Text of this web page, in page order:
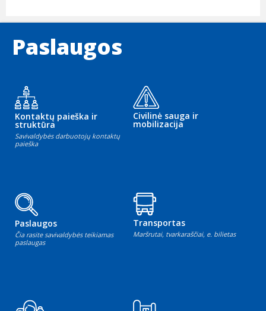
Paslaugos
Kontaktų paieška ir
struktūra
Savivaldybės darbuotojų kontaktų
paieška
Civilinė sauga ir
mobilizacija
Paslaugos
Čia rasite savivaldybės teikiamas
paslaugas
Transportas
Maršrutai, tvarkaraščiai, e. bilietas